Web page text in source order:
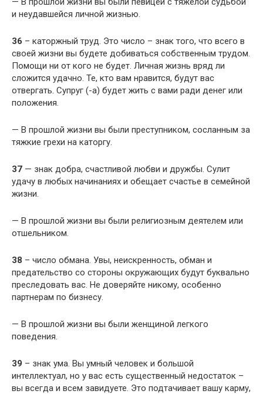
и неудавшейся личной жизнью.
36 – каторжный труд. Это число – знак того, что всего в
своей жизни вы будете добиваться собственным трудом.
Помощи ни от кого не будет. Личная жизнь вряд ли
сложится удачно. Те, кто вам нравится, будут вас
отвергать. Супруг (-а) будет жить с вами ради денег или
положения.
— В прошлой жизни вы были преступником, сосланным за
тяжкие грехи на каторгу.
37 — знак добра, счастливой любви и дружбы. Сулит
удачу в любых начинаниях и обещает счастье в семейной
жизни.
— В прошлой жизни вы были религиозным деятелем или
отшельником.
38 – число обмана. Увы, неискренность, обман и
предательство со стороны окружающих будут буквально
преследовать вас. Не доверяйте никому, особенно
партнерам по бизнесу.
— В прошлой жизни вы были женщиной легкого
поведения.
39 – знак ума. Вы умный человек и большой
интеллектуал, но у вас есть существенный недостаток –
вы всегда и всем завидуете. Это подтачивает вашу карму,